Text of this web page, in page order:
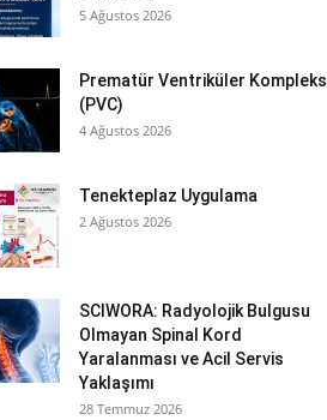
5 Ağustos 2026
Prematür Ventriküler Kompleks
(PVC)
4 Ağustos 2026
Tenekteplaz Uygulama
2 Ağustos 2026
SCIWORA: Radyolojik Bulgusu
Olmayan Spinal Kord
Yaralanması ve Acil Servis
Yaklaşımı
28 Temmuz 2026